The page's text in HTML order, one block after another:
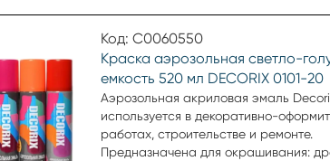
выцветанию покрытие.
Код: С0060550
Краска аэрозольная светло-
емкость 520 мл DECORIX 0101-20
Аэрозольная акриловая эмаль
используется в декоративно-
работах, строительстве и ремонте.
Предназначена для окрашивания: